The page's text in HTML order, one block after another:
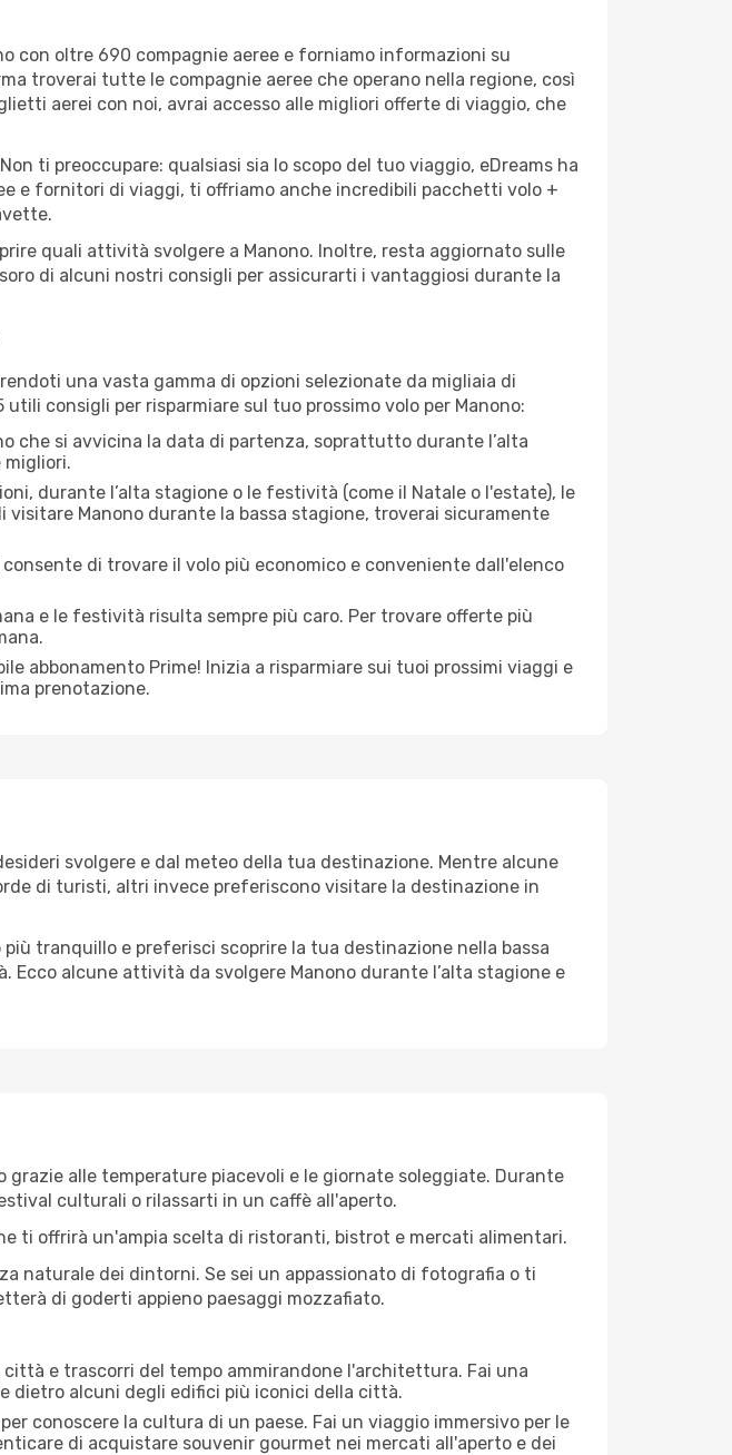
con oltre 690 compagnie aeree e forniamo informazioni su
troverai tutte le compagnie aeree che operano nella regione, così
aerei con noi, avrai accesso alle migliori offerte di viaggio, che
ti preoccupare: qualsiasi sia lo scopo del tuo viaggio, eDreams ha
e fornitori di viaggi, ti offriamo anche incredibili pacchetti volo +
quali attività svolgere a Manono. Inoltre, resta aggiornato sulle
di alcuni nostri consigli per assicurarti i vantaggiosi durante la
una vasta gamma di opzioni selezionate da migliaia di
consigli per risparmiare sul tuo prossimo volo per Manono:
che si avvicina la data di partenza, soprattutto durante l’alta
durante l’alta stagione o le festività (come il Natale o l'estate), le
Manono durante la bassa stagione, troverai sicuramente
di trovare il volo più economico e conveniente dall'elenco
e le festività risulta sempre più caro. Per trovare offerte più
abbonamento Prime! Inizia a risparmiare sui tuoi prossimi viaggi e
prenotazione.
svolgere e dal meteo della tua destinazione. Mentre alcune
di turisti, altri invece preferiscono visitare la destinazione in
tranquillo e preferisci scoprire la tua destinazione nella bassa
Ecco alcune attività da svolgere Manono durante l’alta stagione e
alle temperature piacevoli e le giornate soleggiate. Durante
culturali o rilassarti in un caffè all'aperto.
ti offrirà un'ampia scelta di ristoranti, bistrot e mercati alimentari.
naturale dei dintorni. Se sei un appassionato di fotografia o ti
di goderti appieno paesaggi mozzafiato.
e trascorri del tempo ammirandone l'architettura. Fai una
dietro alcuni degli edifici più iconici della città.
conoscere la cultura di un paese. Fai un viaggio immersivo per le
di acquistare souvenir gourmet nei mercati all'aperto e dei